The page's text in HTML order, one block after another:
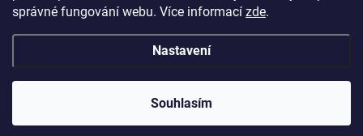
správné fungování webu. Více informací zde.
Nastavení
Souhlasím
MojRemienok.sk
MujMiBand.cz . Všechna práva vyhrazena.